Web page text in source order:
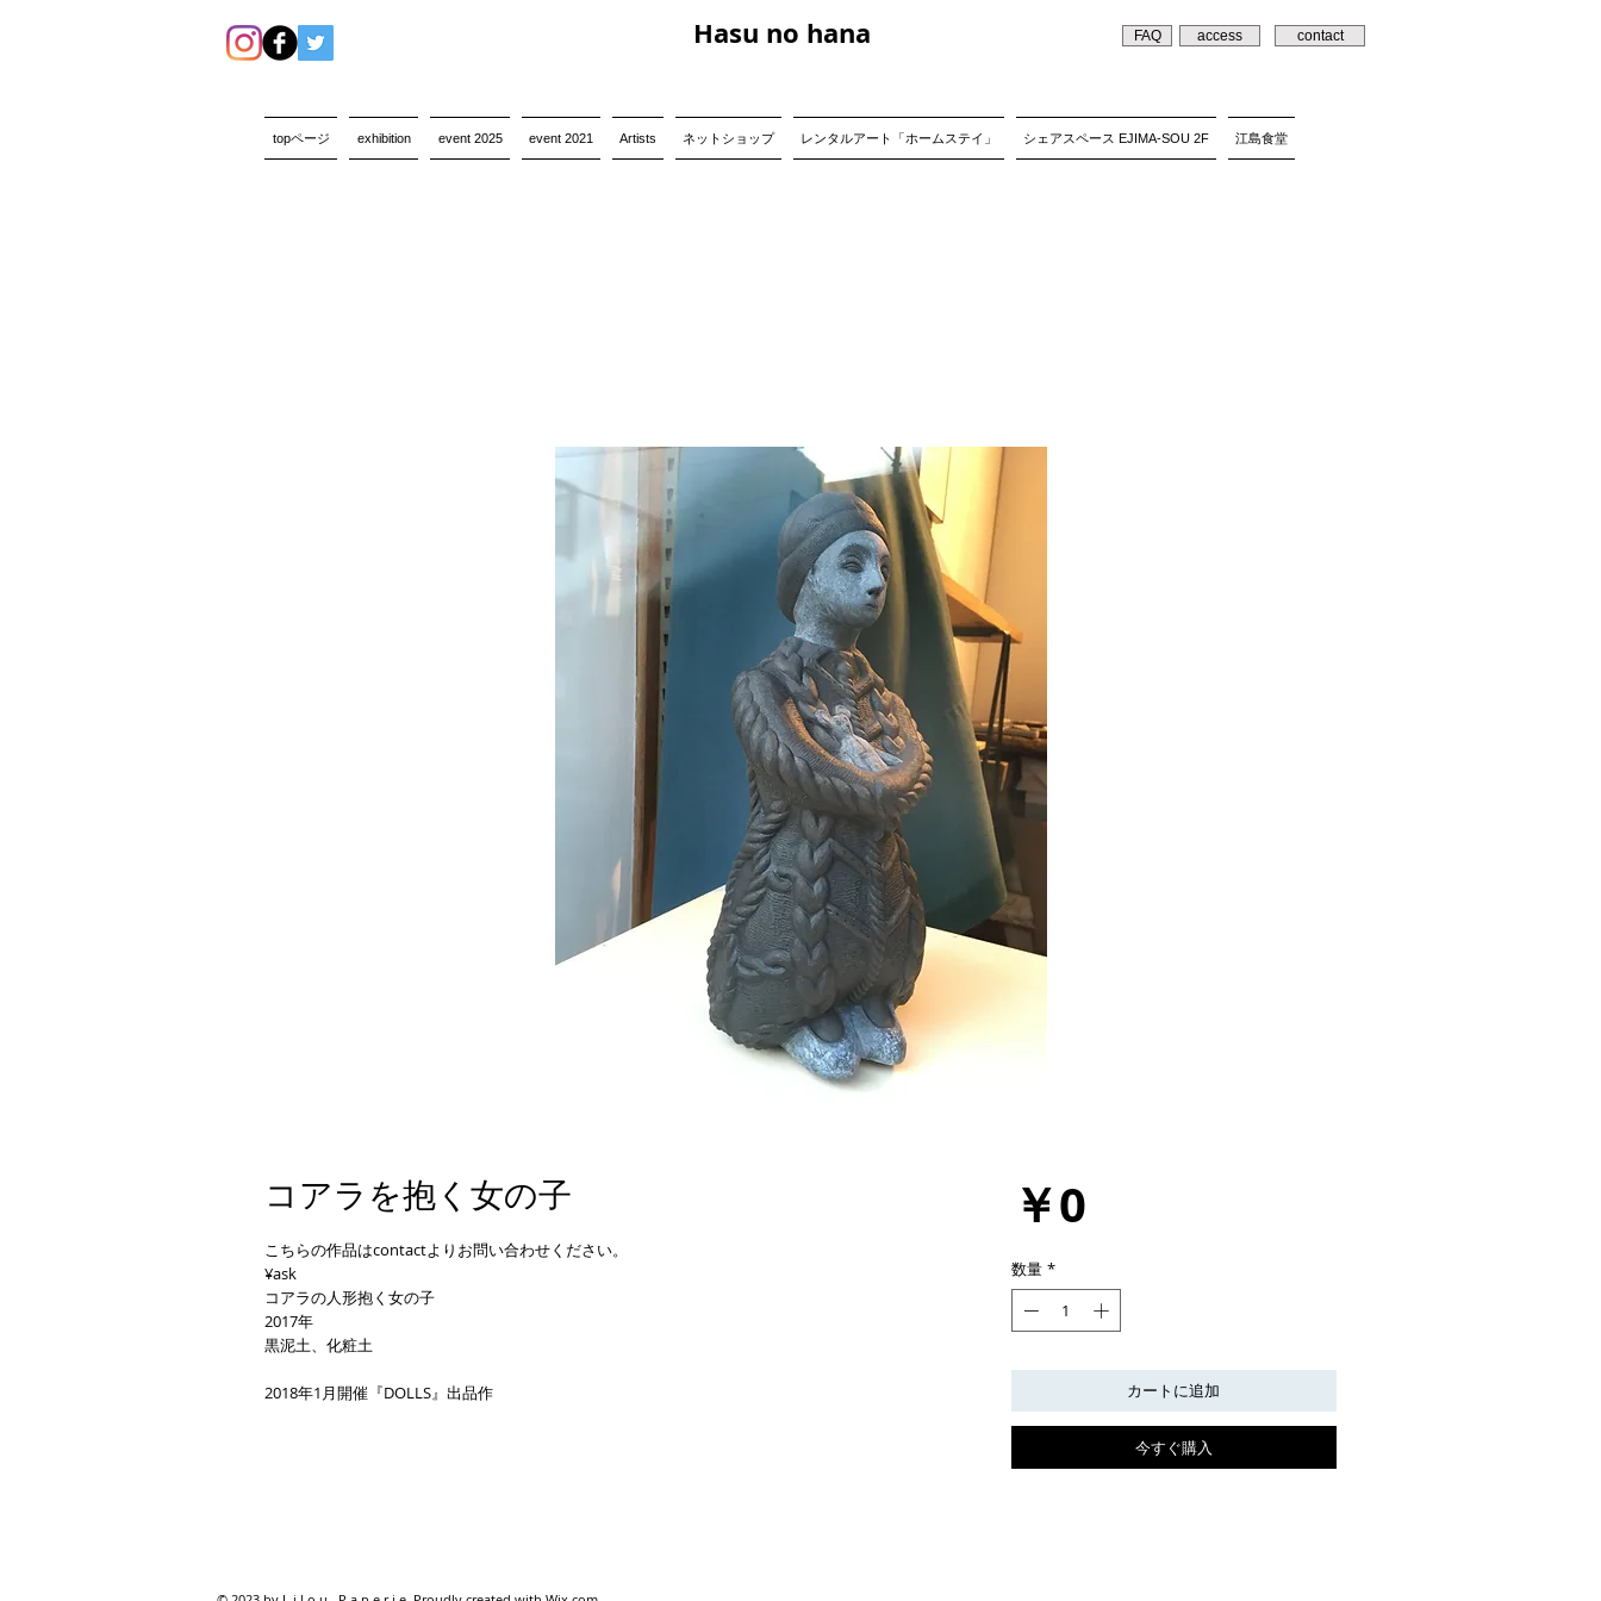
Hasu no hana FAQ access contact
topページ exhibition event 2025 event 2021 Artists ネットショップ レンタルアート「ホームステイ」 シェアスペース EJIMA-SOU 2F 江島食堂
コアラを抱く女の子
こちらの作品はcontactよりお問い合わせください。
¥ask
コアラの人形抱く女の子
2017年
黒泥土、化粧土
2018年1月開催『DOLLS』出品作
￥0価
数量 *
カートに追加
今すぐ購入